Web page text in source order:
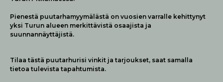
Pienestä puutarhamyymälästä on vuosien varralle kehittynyt
yksi Turun alueen merkittävistä osaajista ja
suunnannäyttäjistä.
Tilaa tästä puutarhurisi vinkit ja tarjoukset, saat samalla
tietoa tulevista tapahtumista.